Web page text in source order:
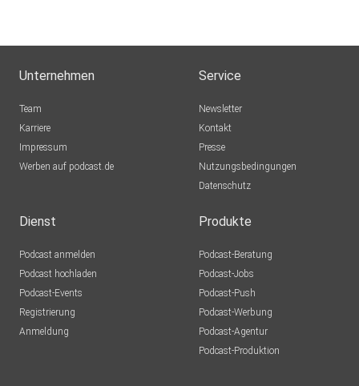
Unternehmen
Team
Karriere
Impressum
Werben auf podcast.de
Service
Newsletter
Kontakt
Presse
Nutzungsbedingungen
Datenschutz
Dienst
Podcast anmelden
Podcast hochladen
Podcast-Events
Registrierung
Anmeldung
Produkte
Podcast-Beratung
Podcast-Jobs
Podcast-Push
Podcast-Werbung
Podcast-Agentur
Podcast-Produktion